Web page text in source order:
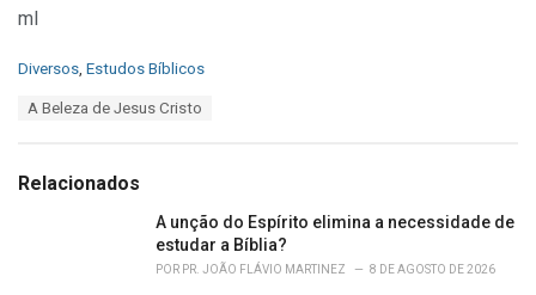
ml
C
o
r
Diversos Estudos Bíblicos
:
A Beleza de Jesus Cristo
Relacionados
A unção do Espírito elimina a necessidade de
estudar a Bíblia?
POR PR. JOÃO FLÁVIO MARTINEZ 8 DE AGOSTO DE 2026